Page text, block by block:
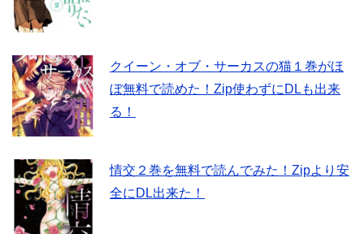
クイーン・オブ・サーカスの猫１巻がほ
ぼ無料で読めた！Zip使わずにDLも出来
る！
情交２巻を無料で読んでみた！Zipより安
全にDL出来た！